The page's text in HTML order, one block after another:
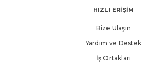
HIZLI ERİŞİM
Bize Ulaşın
Yardım ve Destek
İş Ortakları